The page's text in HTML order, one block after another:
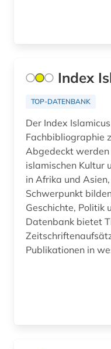
bibel (4)
bibliografie (40)
Index
TOP-DATENBANK
Der Index
Fachbibliographie
Abgedeckt
islamischen Kultur
in Afrika und
Schwerpunkt
Geschichte, Politik
Datenbank bietet
Publikationen in